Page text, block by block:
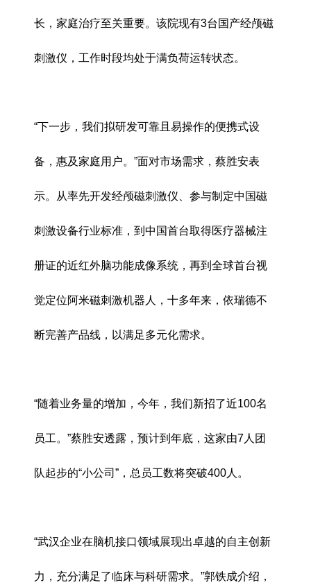
长，家庭治疗至关重要。该院现有3台国产经颅磁
刺激仪，工作时段均处于满负荷运转状态。
“下一步，我们拟研发可靠且易操作的便携式设
备，惠及家庭用户。”面对市场需求，蔡胜安表
示。从率先开发经颅磁刺激仪、参与制定中国磁
刺激设备行业标准，到中国首台取得医疗器械注
册证的近红外脑功能成像系统，再到全球首台视
觉定位阿米磁刺激机器人，十多年来，依瑞德不
断完善产品线，以满足多元化需求。
“随着业务量的增加，今年，我们新招了近100名
员工。”蔡胜安透露，预计到年底，这家由7人团
队起步的“小公司”，总员工数将突破400人。
“武汉企业在脑机接口领域展现出卓越的自主创新
力，充分满足了临床与科研需求。”郭铁成介绍，